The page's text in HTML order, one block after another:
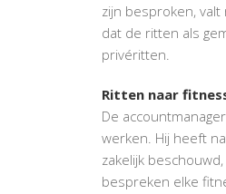
zijn besproken,
dat de ritten als
privéritten.
Ritten naar
De
werken. Hij heeft
zakelijk
bespreken elke